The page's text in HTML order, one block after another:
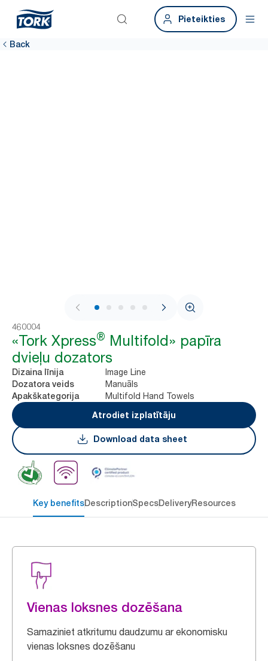
Pieteikties
Back
1 / 9
460004
«Tork Xpress® Multifold» papīra
dvieļu dozators
Dizaina līnija Image Line
Dozatora veids Manuāls
Apakškategorija
Multifold Hand Towels
Atrodiet izplatītāju
Download data sheet
Key benefitsDescriptionSpecsDeliveryResources
Vienas loksnes dozēšana
Samaziniet atkritumu daudzumu ar ekonomisku
vienas loksnes dozēšanu